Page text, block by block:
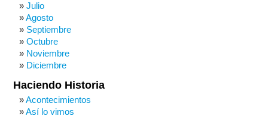
Julio
Agosto
Septiembre
Octubre
Noviembre
Diciembre
Haciendo Historia
Acontecimientos
Así lo vimos